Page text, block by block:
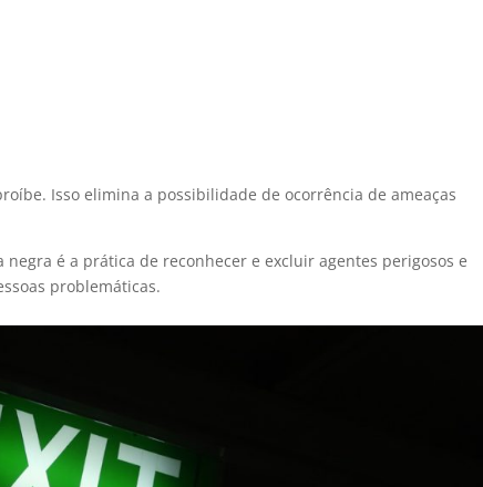
Isso elimina a possibilidade de ocorrência de ameaças
é a prática de reconhecer e excluir agentes perigosos e
problemáticas.